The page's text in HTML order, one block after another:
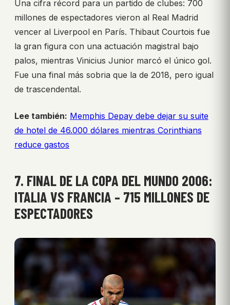
Una cifra récord para un partido de clubes: 700
millones de espectadores vieron al Real Madrid
vencer al Liverpool en París. Thibaut Courtois fue
la gran figura con una actuación magistral bajo
palos, mientras Vinicius Junior marcó el único gol.
Fue una final más sobria que la de 2018, pero igual
de trascendental.
Lee también: Memphis Depay debe dejar su suite
de hotel de 46.000 dólares mientras Corinthians
reduce gastos
7. FINAL DE LA COPA DEL MUNDO 2006:
ITALIA VS FRANCIA – 715 MILLONES DE
ESPECTADORES